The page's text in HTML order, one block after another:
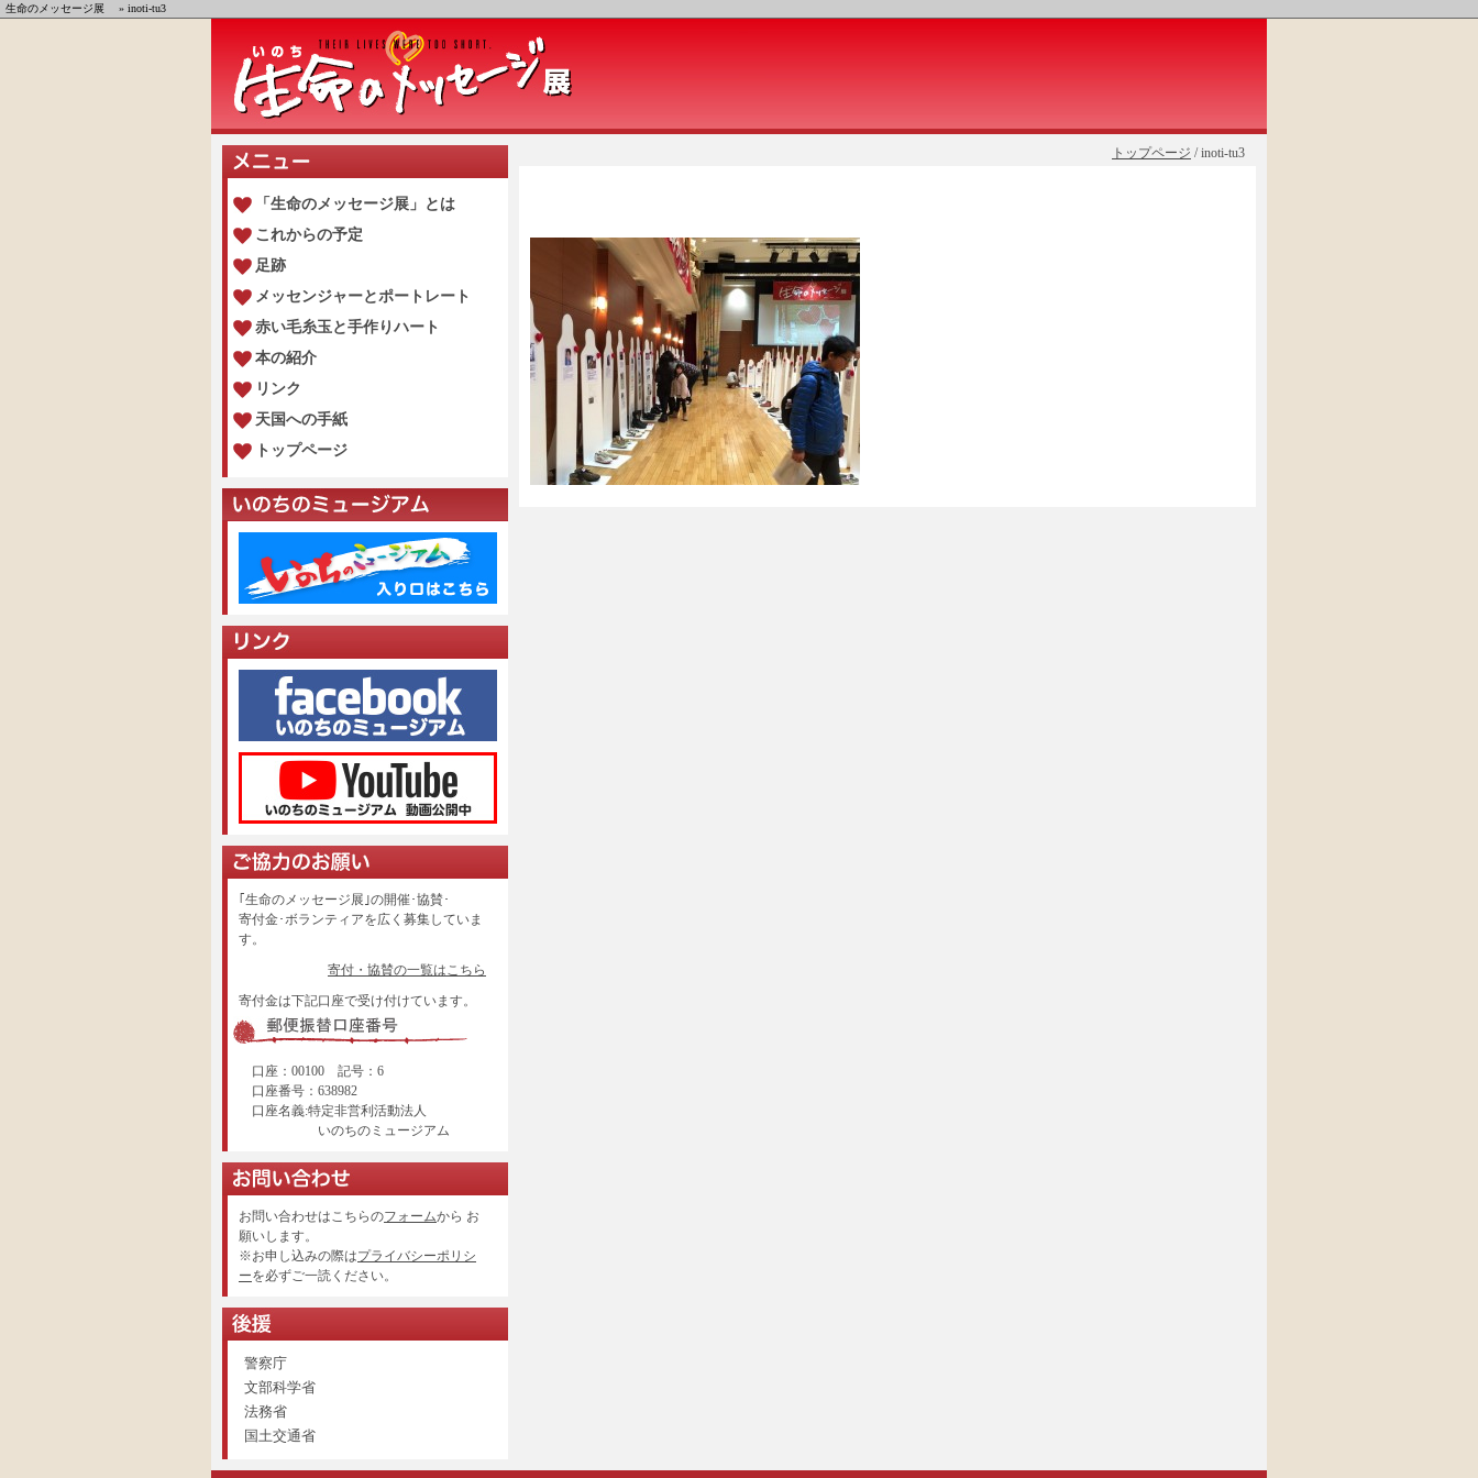
生命のメッセージ展 » inoti-tu3
トップページ / inoti-tu3
「生命のメッセージ展」とは
これからの予定
足跡
メッセンジャーとポートレート
赤い毛糸玉と手作りハート
本の紹介
リンク
天国への手紙
トップページ
｢生命のメッセージ展｣の開催･協賛･
寄付金･ボランティアを広く募集していま
す。
寄付・協賛の一覧はこちら
寄付金は下記口座で受け付けています。
口座：00100 記号：6
口座番号：638982
口座名義:特定非営利活動法人
いのちのミュージアム
お問い合わせはこちらのフォームから お
願いします。
※お申し込みの際はプライバシーポリシ
ーを必ずご一読ください。
警察庁
文部科学省
法務省
国土交通省